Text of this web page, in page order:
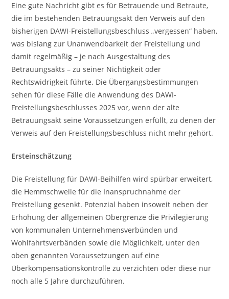
Eine gute Nachricht gibt es für Betrauende und Betraute,
die im bestehenden Betrauungsakt den Verweis auf den
bisherigen DAWI-Freistellungsbeschluss „vergessen“ haben,
was bislang zur Unanwendbarkeit der Freistellung und
damit regelmäßig – je nach Ausgestaltung des
Betrauungsakts – zu seiner Nichtigkeit oder
Rechtswidrigkeit führte. Die Übergangsbestimmungen
sehen für diese Fälle die Anwendung des DAWI-
Freistellungsbeschlusses 2025 vor, wenn der alte
Betrauungsakt seine Voraussetzungen erfüllt, zu denen der
Verweis auf den Freistellungsbeschluss nicht mehr gehört.
Ersteinschätzung
Die Freistellung für DAWI-Beihilfen wird spürbar erweitert,
die Hemmschwelle für die Inanspruchnahme der
Freistellung gesenkt. Potenzial haben insoweit neben der
Erhöhung der allgemeinen Obergrenze die Privilegierung
von kommunalen Unternehmensverbünden und
Wohlfahrtsverbänden sowie die Möglichkeit, unter den
oben genannten Voraussetzungen auf eine
Überkompensationskontrolle zu verzichten oder diese nur
noch alle 5 Jahre durchzuführen.